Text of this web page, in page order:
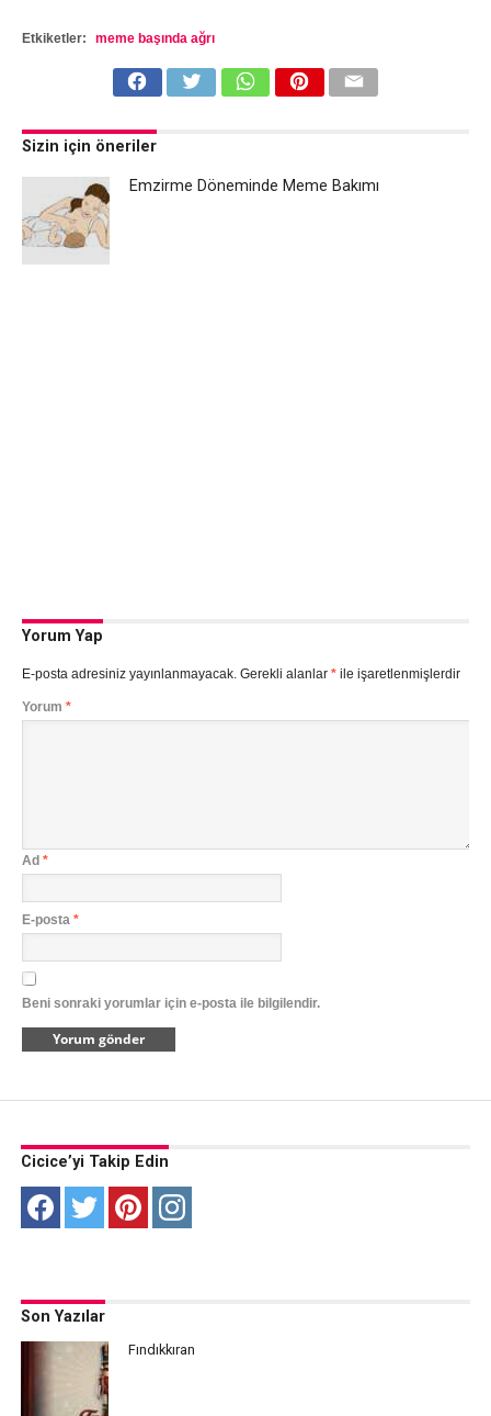
Etkiketler: meme başında ağrı
Sizin için öneriler
Emzirme Döneminde Meme Bakımı
Yorum Yap
E-posta adresiniz yayınlanmayacak. Gerekli alanlar *ile işaretlenmişlerdir
Yorum *
Ad *
E-posta *
Beni sonraki yorumlar için e-posta ile bilgilendir.
Cicice’yi Takip Edin
Son Yazılar
Fındıkkıran